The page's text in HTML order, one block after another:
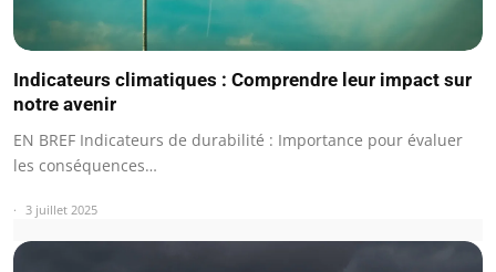
Indicateurs climatiques : Comprendre leur impact sur
notre avenir
EN BREF Indicateurs de durabilité : Importance pour évaluer
les conséquences…
3 juillet 2025